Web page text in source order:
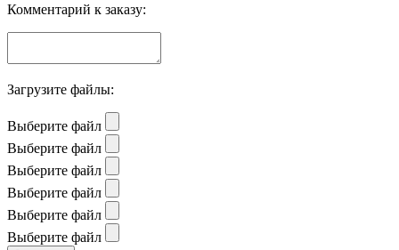
Комментарий к заказу:
Загрузите файлы:
Выберите файл
Выберите файл
Выберите файл
Выберите файл
Выберите файл
Выберите файл